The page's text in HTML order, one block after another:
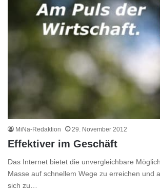
MiNa-Redaktion 29. November 2012
Effektiver im Geschäft
Das Internet bietet die unvergleichbare
Masse auf schnellem Wege zu erreichen und
sich zu…